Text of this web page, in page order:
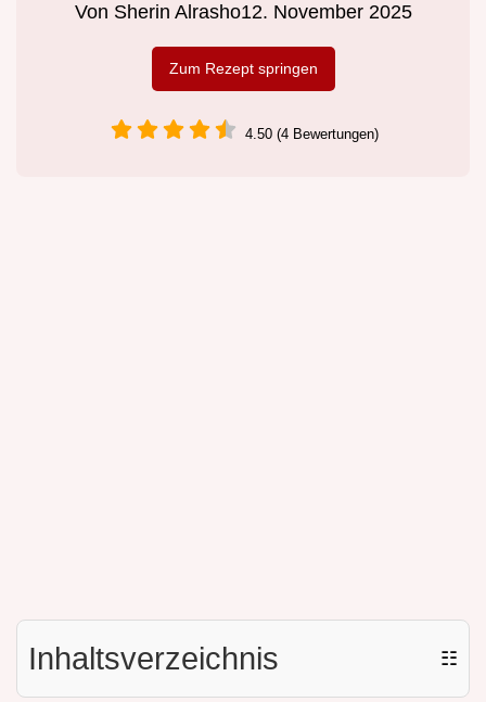
Von Sherin Alrasho12. November 2025
Zum Rezept springen
4.50 (4 Bewertungen)
Inhaltsverzeichnis ☷